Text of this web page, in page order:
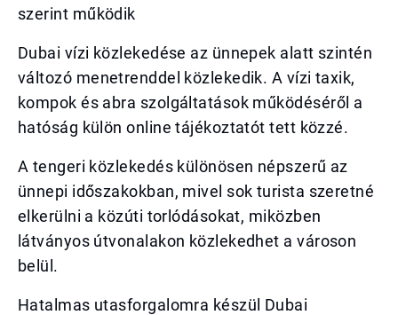
szerint működik
Dubai vízi közlekedése az ünnepek alatt szintén
változó menetrenddel közlekedik. A vízi taxik,
kompok és abra szolgáltatások működéséről a
hatóság külön online tájékoztatót tett közzé.
A tengeri közlekedés különösen népszerű az
ünnepi időszakokban, mivel sok turista szeretné
elkerülni a közúti torlódásokat, miközben
látványos útvonalakon közlekedhet a városon
belül.
Hatalmas utasforgalomra készül Dubai